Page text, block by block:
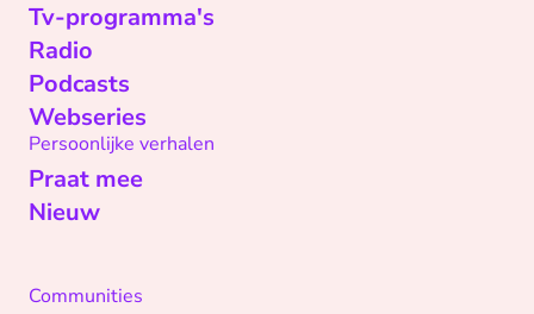
Tv-programma's
Radio
Podcasts
Webseries
Persoonlijke verhalen
Praat mee
Nieuw
Communities